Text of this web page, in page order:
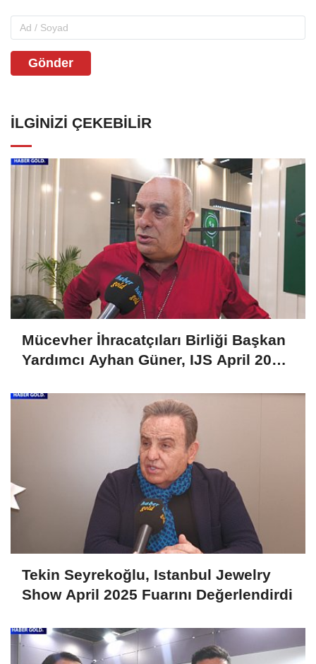
Gönder
İLGINIZI ÇEKEBILIR
Mücevher İhracatçıları Birliği Başkan
Yardımcı Ayhan Güner, IJS April 2025
Tekin Seyrekoğlu, Istanbul Jewelry
Show April 2025 Fuarını Değerlendirdi